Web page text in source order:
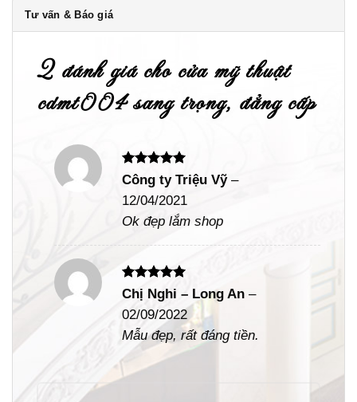
Tư vấn & Báo giá
2 đánh giá chocửa mỹ thuật
cdmt004 sang trọng, đẳng cấp
Được xếp
hạng5
5
sao
Công ty Triệu Vỹ–
12/04/2021
Ok đẹp lắm shop
Được xếp
hạng
55
sao
Chị Nghi – Long An–
02/09/2022
Mẫu đẹp, rất đáng tiền.